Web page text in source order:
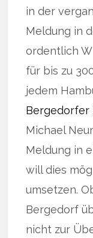
in der
Meldung in
ordentlich
für bis zu
jedem
Bergedorfer
Michael
Meldung in
will dies
umsetzen.
Bergedorf
nicht zur